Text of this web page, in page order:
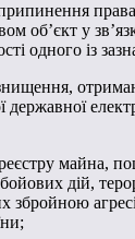
об’єкт у
одного із
державної
майна,
дій,
збройною